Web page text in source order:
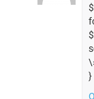
}